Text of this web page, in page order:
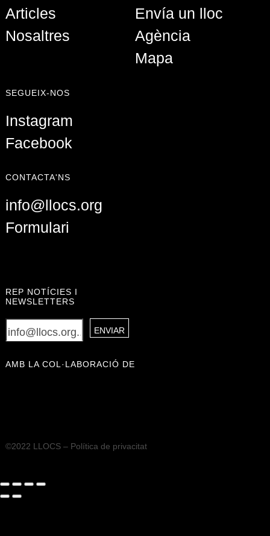
CONTACTA'NS
info@llocs.org
Formulari
SEGUEIX-NOS
Instagram
Facebook
Envía un lloc
Agència
Mapa
Articles
Nosaltres
REP NOTÍCIES I
NEWSLETTERS
AMB LA COL·LABORACIÓ DE
©2022 LLOCS – Política de privacitat